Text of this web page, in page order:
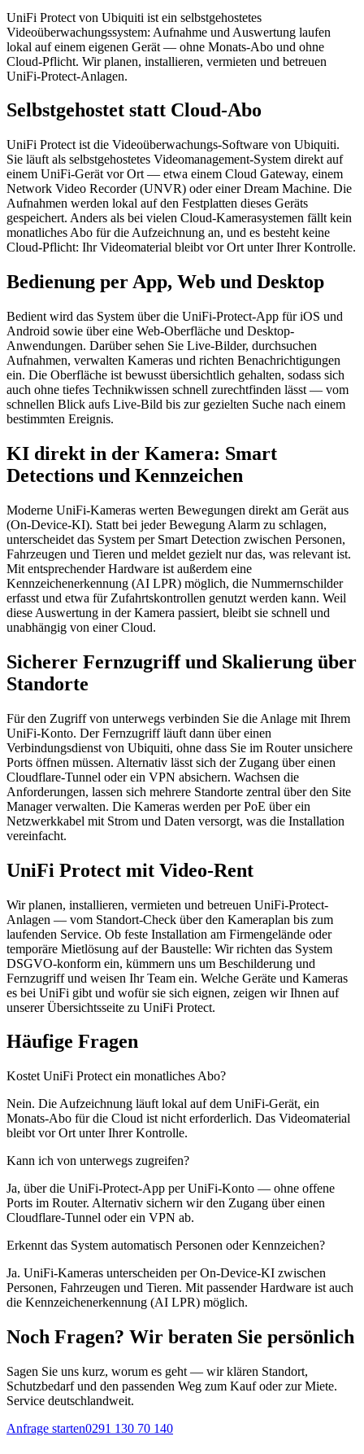
UniFi Protect von Ubiquiti ist ein selbstgehostetes
Videoüberwachungssystem: Aufnahme und Auswertung laufen
lokal auf einem eigenen Gerät — ohne Monats-Abo und ohne
Cloud-Pflicht. Wir planen, installieren, vermieten und betreuen
UniFi-Protect-Anlagen.
Selbstgehostet statt Cloud-Abo
UniFi Protect ist die Videoüberwachungs-Software von Ubiquiti.
Sie läuft als selbstgehostetes Videomanagement-System direkt auf
einem UniFi-Gerät vor Ort — etwa einem Cloud Gateway, einem
Network Video Recorder (UNVR) oder einer Dream Machine. Die
Aufnahmen werden lokal auf den Festplatten dieses Geräts
gespeichert. Anders als bei vielen Cloud-Kamerasystemen fällt kein
monatliches Abo für die Aufzeichnung an, und es besteht keine
Cloud-Pflicht: Ihr Videomaterial bleibt vor Ort unter Ihrer Kontrolle.
Bedienung per App, Web und Desktop
Bedient wird das System über die UniFi-Protect-App für iOS und
Android sowie über eine Web-Oberfläche und Desktop-
Anwendungen. Darüber sehen Sie Live-Bilder, durchsuchen
Aufnahmen, verwalten Kameras und richten Benachrichtigungen
ein. Die Oberfläche ist bewusst übersichtlich gehalten, sodass sich
auch ohne tiefes Technikwissen schnell zurechtfinden lässt — vom
schnellen Blick aufs Live-Bild bis zur gezielten Suche nach einem
bestimmten Ereignis.
KI direkt in der Kamera: Smart
Detections und Kennzeichen
Moderne UniFi-Kameras werten Bewegungen direkt am Gerät aus
(On-Device-KI). Statt bei jeder Bewegung Alarm zu schlagen,
unterscheidet das System per Smart Detection zwischen Personen,
Fahrzeugen und Tieren und meldet gezielt nur das, was relevant ist.
Mit entsprechender Hardware ist außerdem eine
Kennzeichenerkennung (AI LPR) möglich, die Nummernschilder
erfasst und etwa für Zufahrtskontrollen genutzt werden kann. Weil
diese Auswertung in der Kamera passiert, bleibt sie schnell und
unabhängig von einer Cloud.
Sicherer Fernzugriff und Skalierung über
Standorte
Für den Zugriff von unterwegs verbinden Sie die Anlage mit Ihrem
UniFi-Konto. Der Fernzugriff läuft dann über einen
Verbindungsdienst von Ubiquiti, ohne dass Sie im Router unsichere
Ports öffnen müssen. Alternativ lässt sich der Zugang über einen
Cloudflare-Tunnel oder ein VPN absichern. Wachsen die
Anforderungen, lassen sich mehrere Standorte zentral über den Site
Manager verwalten. Die Kameras werden per PoE über ein
Netzwerkkabel mit Strom und Daten versorgt, was die Installation
vereinfacht.
UniFi Protect mit Video-Rent
Wir planen, installieren, vermieten und betreuen UniFi-Protect-
Anlagen — vom Standort-Check über den Kameraplan bis zum
laufenden Service. Ob feste Installation am Firmengelände oder
temporäre Mietlösung auf der Baustelle: Wir richten das System
DSGVO-konform ein, kümmern uns um Beschilderung und
Fernzugriff und weisen Ihr Team ein. Welche Geräte und Kameras
es bei UniFi gibt und wofür sie sich eignen, zeigen wir Ihnen auf
unserer Übersichtsseite zu UniFi Protect.
Häufige Fragen
Kostet UniFi Protect ein monatliches Abo?
Nein. Die Aufzeichnung läuft lokal auf dem UniFi-Gerät, ein
Monats-Abo für die Cloud ist nicht erforderlich. Das Videomaterial
bleibt vor Ort unter Ihrer Kontrolle.
Kann ich von unterwegs zugreifen?
Ja, über die UniFi-Protect-App per UniFi-Konto — ohne offene
Ports im Router. Alternativ sichern wir den Zugang über einen
Cloudflare-Tunnel oder ein VPN ab.
Erkennt das System automatisch Personen oder Kennzeichen?
Ja. UniFi-Kameras unterscheiden per On-Device-KI zwischen
Personen, Fahrzeugen und Tieren. Mit passender Hardware ist auch
die Kennzeichenerkennung (AI LPR) möglich.
Noch Fragen? Wir beraten Sie persönlich
Sagen Sie uns kurz, worum es geht — wir klären Standort,
Schutzbedarf und den passenden Weg zum Kauf oder zur Miete.
Service deutschlandweit.
Anfrage starten0291 130 70 140